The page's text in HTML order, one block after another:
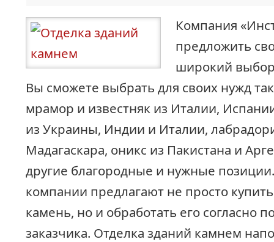
Компания
предложить
широкий
Вы сможете выбрать для своих нужд
мрамор и известняк из Италии,
из Украины, Индии и Италии,
Мадагаскара, оникс из Пакистана и
другие благородные и нужные
компании предлагают не просто
камень, но и обработать его согласно
заказчика. Отделка зданий камнем